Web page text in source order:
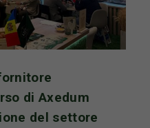
di Axedum
del settore